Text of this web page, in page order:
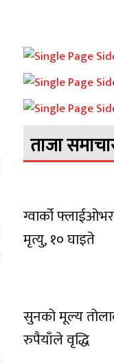
ताजा
ग्वार्को
मृत्यु, १० घाइते
सुनको मूल्य
रुपैयाँले वृद्धि